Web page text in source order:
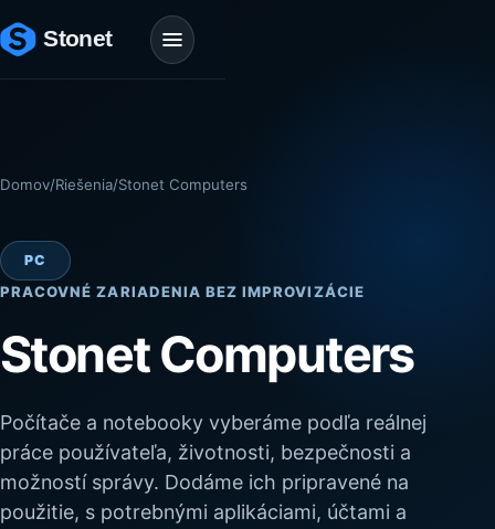
Domov/Riešenia/Stonet Computers
PC
PRACOVNÉ ZARIADENIA BEZ IMPROVIZÁCIE
Stonet Computers
Počítače a notebooky vyberáme podľa reálnej
práce používateľa, životnosti, bezpečnosti a
možností správy. Dodáme ich pripravené na
použitie, s potrebnými aplikáciami, účtami a